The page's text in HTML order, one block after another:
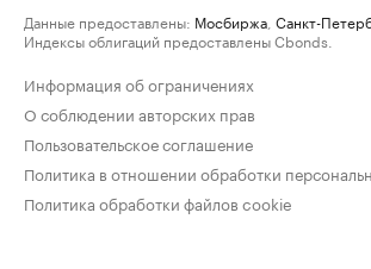
Данные предоставлены: Мосбиржа Санкт-
Индексы облигаций предоставлены Cbonds.
Информация об ограничениях
О соблюдении авторских прав
Пользовательское соглашение
Политика в отношении обработки
Политика обработки файлов cookie